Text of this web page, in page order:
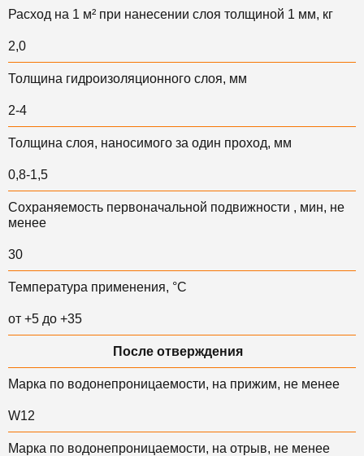
Расход на 1 м² при нанесении слоя толщиной 1 мм, кг
2,0
Толщина гидроизоляционного слоя, мм
2-4
Толщина слоя, наносимого за один проход, мм
0,8-1,5
Сохраняемость первоначальной подвижности , мин, не
менее
30
Температура применения, °С
от +5 до +35
После отверждения
Марка по водонепроницаемости, на прижим, не менее
W12
Марка по водонепроницаемости, на отрыв, не менее